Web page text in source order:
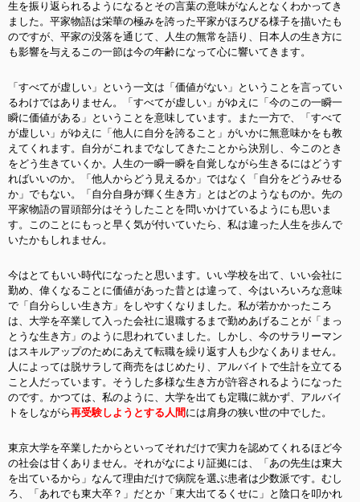
生を振り返られるようになるとその言葉の意味がなんとなくわかってき
ました。平家物語は栄華の極みを誇った平家がほろびる様子を描いたも
のですが、平家の没落を通じて、人生の無常を語り、日本人の生き方に
も影響を与えるこの一節は今の年齢になって心に響いてきます。
「すべてが虚しい」という一文は「価値がない」ということを言ってい
るわけではありません。「すべてが虚しい」がゆえに「今のこの一瞬一
瞬に価値がある」ということを意味しています。また一方で、「すべて
が虚しい」がゆえに「他人に自分を誇ること」がいかに無意味かをも教
えてくれます。自分がこれまでなしてきたことから決別し、今このとき
をどう生きていくか。人生の一瞬一瞬を自覚しながら生きるにはどうす
ればいいのか。「他人からどう見えるか」ではなく「自分をどうみせる
か」でもない。「自分自身が輝く生き方」とはどのようなものか。先の
平家物語の冒頭部分はそうしたことを問いかけているようにも思いま
す。このことにもっと早く気が付いていたら、私は違った人生を歩んで
いたかもしれません。
今はとてもいい時代になったと思います。いい学校を出て、いい会社に
勤め、偉くなることに価値があった昔とは違って、今はいろいろな意味
で「自分らしい生き方」をしやすくなりました。私が若かかったころ
は、大学を卒業して入った会社に退職するまで勤めあげることが「まっ
とうな生き方」のように思われていました。しかし、今のサラリーマン
はスキルアップのためにあえて転職を繰り返す人も少なくありません。
人によっては脱サラして商売をはじめたり、アルバイトで生計を立てる
こと人だっています。そうした多様な生き方が許容されるようになった
のです。かつては、私のように、大学を出ても定職に就かず、アルバイ
トをしながら再受験しようとする人間 には肩身の狭い世の中でした。
東京大学を卒業したからといってそれだけで実力を認めてくれるほど今
の社会は甘くありません。それがなにより証拠には、「あの先生は東大
を出ているから」なんて理由だけで病院を選ぶ患者は少数派です。むし
ろ、「あれでも東大卒？」だとか「東大出てるくせに」と陰口を叩かれ